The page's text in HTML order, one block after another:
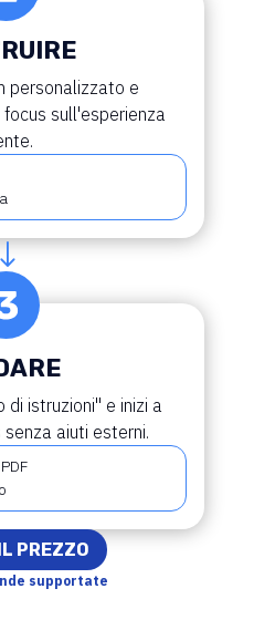
personalizzato e
sull'esperienza
di istruzioni" e inizi a
aiuti esterni.
PREZZO
supportate